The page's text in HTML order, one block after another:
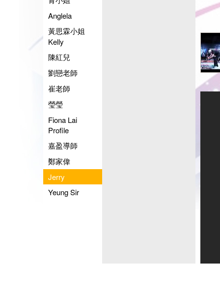
Anglela
黃思霖小姐
Kelly
陳紅兒
劉戀老師
崔老師
瑩瑩
Fiona Lai
Profile
嘉盈導師
鄭家偉
Jerry
Yeung Sir